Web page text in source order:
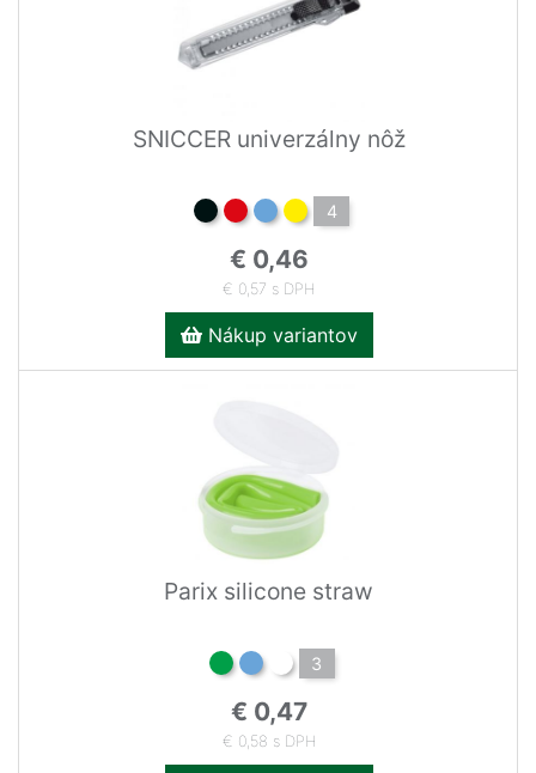
SNICCER univerzálny nôž
4
€ 0,46
€ 0,57 s DPH
Nákup variantov
Parix silicone straw
3
€ 0,47
€ 0,58 s DPH